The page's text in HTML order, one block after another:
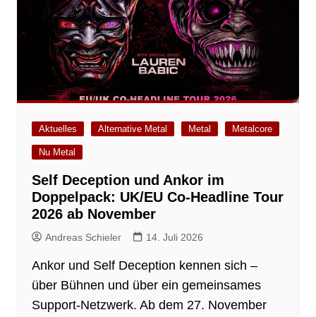
Aktuelles Alternative Metal Metal Metalcore
Nu Metal
Self Deception und Ankor im
Doppelpack: UK/EU Co-Headline Tour
2026 ab November
Andreas Schieler 14. Juli 2026
Ankor und Self Deception kennen sich –
über Bühnen und über ein gemeinsames
Support-Netzwerk. Ab dem 27. November